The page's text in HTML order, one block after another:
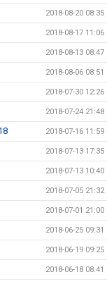
2018-08-20 08:35
2018-08-17 11:06
2018-08-13 08:47
2018-08-06 08:51
2018-07-30 12:26
2018-07-24 21:48
2018-07-16 11:59
2018-07-13 17:35
2018-07-13 10:40
2018-07-05 21:32
2018-07-01 21:00
2018-06-25 09:31
2018-06-19 09:25
2018-06-18 08:41